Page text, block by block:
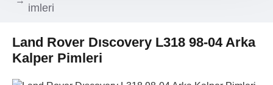
imleri
Land Rover Dıscovery L318 98-04 Arka
Kalper Pimleri